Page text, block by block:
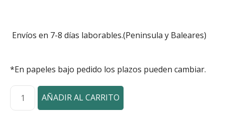
Envíos en 7-8 días laborables.(Peninsula y Baleares)
*En papeles bajo pedido los plazos pueden cambiar.
AÑADIR AL CARRITO